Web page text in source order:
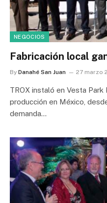
NEGOCIOS
Fabricación local
By Danahé San Juan 27 marzo
TROX instaló en Vesta
producción en México,
demanda…